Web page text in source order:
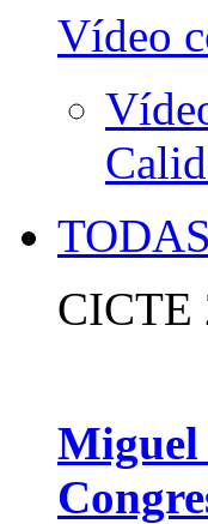
Vídeo
TODAS
CICTE
Miguel